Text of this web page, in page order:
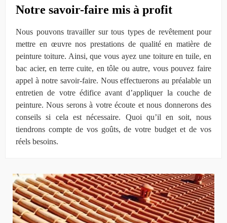
Notre savoir-faire mis à profit
Nous pouvons travailler sur tous types de revêtement pour
mettre en œuvre nos prestations de qualité en matière de
peinture toiture. Ainsi, que vous ayez une toiture en tuile, en
bac acier, en terre cuite, en tôle ou autre, vous pouvez faire
appel à notre savoir-faire. Nous effectuerons au préalable un
entretien de votre édifice avant d’appliquer la couche de
peinture. Nous serons à votre écoute et nous donnerons des
conseils si cela est nécessaire. Quoi qu’il en soit, nous
tiendrons compte de vos goûts, de votre budget et de vos
réels besoins.